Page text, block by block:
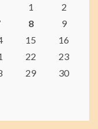
1
2
8
9
15
16
22
23
29
30